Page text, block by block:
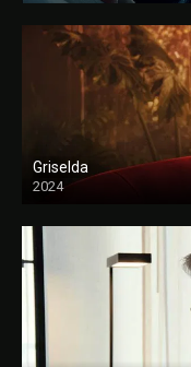
Griselda
2024